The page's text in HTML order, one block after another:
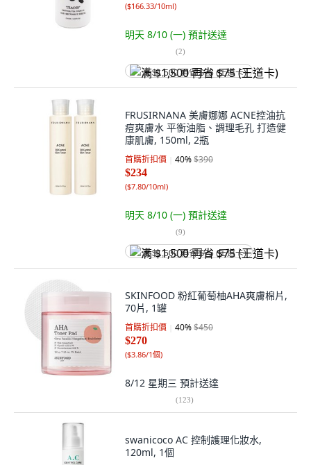
($166.33/10ml)
明天 8/10 (一) 預計送達
(2)
满 $1,500 再省 $75 (王道卡)
FRUSIRNANA 美膚娜娜 ACNE控油抗
痘爽膚水 平衡油脂、調理毛孔 打造健
康肌膚, 150ml, 2瓶
首購折扣價 40%$390
$234
($7.80/10ml)
明天 8/10 (一) 預計送達
(9)
满 $1,500 再省 $75 (王道卡)
SKINFOOD 粉紅葡萄柚AHA爽膚棉片,
70片, 1罐
首購折扣價 40%$450
$270
($3.86/1個)
8/12 星期三 預計送達
(123)
swanicoco AC 控制護理化妝水,
120ml, 1個